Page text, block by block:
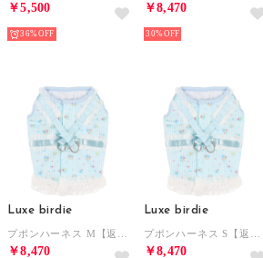
￥5,500
36%
￥8,470
30%
Luxe birdie
￥8,470
Luxe birdie
￥8,470